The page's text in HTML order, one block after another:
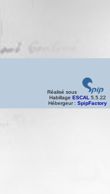
Réalisé sous
Habillage ESCAL 5.5.22
Hébergeur : SpipFactory